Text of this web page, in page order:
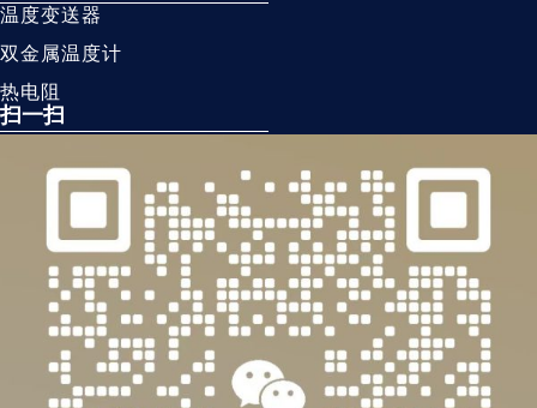
温度变送器
双金属温度计
热电阻
扫一扫